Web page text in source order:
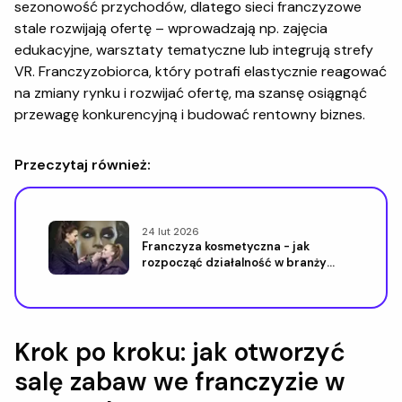
sezonowość przychodów, dlatego sieci franczyzowe
stale rozwijają ofertę – wprowadzają np. zajęcia
edukacyjne, warsztaty tematyczne lub integrują strefy
VR. Franczyzobiorca, który potrafi elastycznie reagować
na zmiany rynku i rozwijać ofertę, ma szansę osiągnąć
przewagę konkurencyjną i budować rentowny biznes.
Przeczytaj również:
24 lut 2026
Franczyza kosmetyczna - jak
rozpocząć działalność w branży
Krok po kroku: jak otworzyć
salę zabaw we franczyzie w